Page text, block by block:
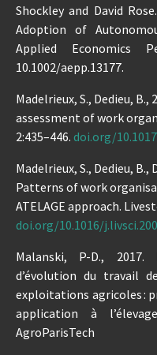
Shockley and David
Adoption of
Applied Economics
10.1002/aepp.13177.
Madelrieux, S., Dedieu,
assessment of work
2:435–446. doi.org/
Madelrieux, S., Dedieu, B.,
Patterns of work
ATELAGE approach.
doi.org/10.1016/
Malanski, P-D.,
d’évolution du travail
exploitations agricoles :
application à
AgroParisTech